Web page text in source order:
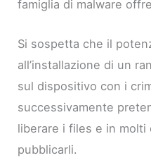
famiglia di malware
Si sospetta che il
all’installazione di un
sul dispositivo con i
successivamente
liberare i files e in molti
pubblicarli.